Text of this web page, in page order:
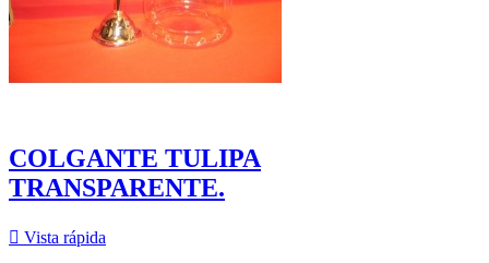
COLGANTE TULIPA
TRANSPARENTE.
 Vista rápida